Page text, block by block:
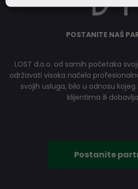
POSTANITE NAŠ
LOST d.o.o. od samih početaka
održavati visoka načela
svojih usluga, bilo u odnosu
klijentima ili
Postanite